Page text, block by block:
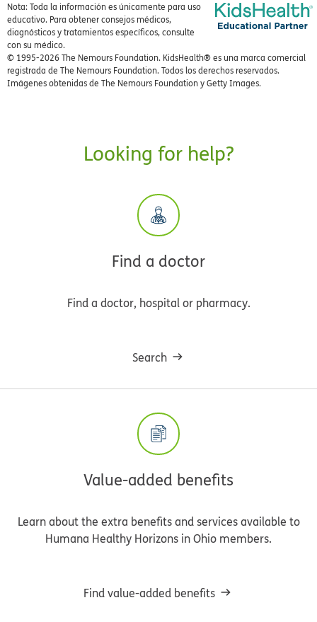
Nota: Toda la información es únicamente para uso
educativo. Para obtener consejos médicos,
diagnósticos y tratamientos específicos, consulte
con su médico.
© 1995-2026 The Nemours Foundation. KidsHealth® es una marca comercial
registrada de The Nemours Foundation. Todos los derechos reservados.
Imágenes obtenidas de The Nemours Foundation y Getty Images.
Looking for help?
Find a doctor
Find a doctor, hospital or pharmacy.
Search
Value-added benefits
Learn about the extra benefits and services available to
Humana Healthy Horizons in Ohio members.
Find value-added benefits